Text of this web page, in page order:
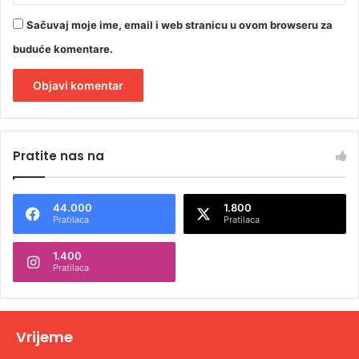
Sačuvaj moje ime, email i web stranicu u ovom browseru za
buduće komentare.
t
n
t
v
Pratite nas na
44.000
Pratilaca
1.800
Pratilaca
1.400
Pratilaca
Vrijeme